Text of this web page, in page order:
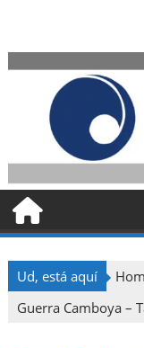
content
Ud, está aquí
Guerra Camboya –